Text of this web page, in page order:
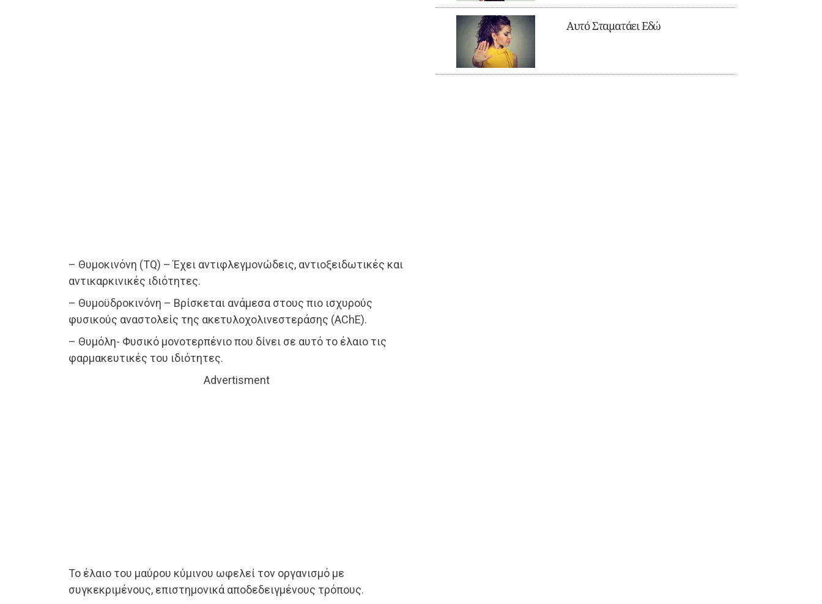
– Θυμοκινόνη (TQ) – Έχει αντιφλεγμονώδεις, αντιοξειδωτικές και
αντικαρκινικές ιδιότητες.
– Θυμοϋδροκινόνη – Βρίσκεται ανάμεσα στους πιο ισχυρούς
φυσικούς αναστολείς της ακετυλοχολινεστεράσης (AChE).
– Θυμόλη- Φυσικό μονοτερπένιο που δίνει σε αυτό το έλαιο τις
φαρμακευτικές του ιδιότητες.
Advertisment
Το έλαιο του μαύρου κύμινου ωφελεί τον οργανισμό με
συγκεκριμένους, επιστημονικά αποδεδειγμένους τρόπους.
Αυτό Σταματάει Εδώ